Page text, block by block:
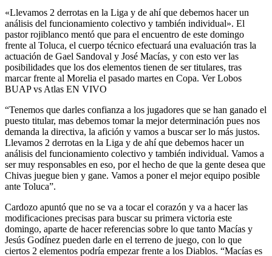
«Llevamos 2 derrotas en la Liga y de ahí que debemos hacer un
análisis del funcionamiento colectivo y también individual». El
pastor rojiblanco mentó que para el encuentro de este domingo
frente al Toluca, el cuerpo técnico efectuará una evaluación tras la
actuación de Gael Sandoval y José Macías, y con esto ver las
posibilidades que los dos elementos tienen de ser titulares, tras
marcar frente al Morelia el pasado martes en Copa. Ver Lobos
BUAP vs Atlas EN VIVO
“Tenemos que darles confianza a los jugadores que se han ganado el
puesto titular, mas debemos tomar la mejor determinación pues nos
demanda la directiva, la afición y vamos a buscar ser lo más justos.
Llevamos 2 derrotas en la Liga y de ahí que debemos hacer un
análisis del funcionamiento colectivo y también individual. Vamos a
ser muy responsables en eso, por el hecho de que la gente desea que
Chivas juegue bien y gane. Vamos a poner el mejor equipo posible
ante Toluca”.
Cardozo apuntó que no se va a tocar el corazón y va a hacer las
modificaciones precisas para buscar su primera victoria este
domingo, aparte de hacer referencias sobre lo que tanto Macías y
Jesús Godínez pueden darle en el terreno de juego, con lo que
ciertos 2 elementos podría empezar frente a los Diablos. “Macías es